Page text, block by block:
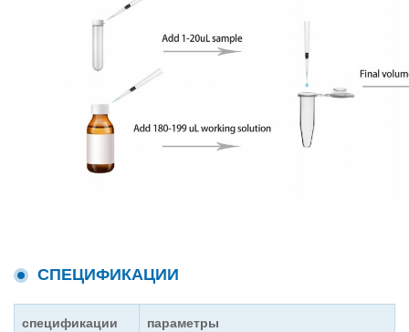
СПЕЦИФИКАЦИИ
спецификации параметры